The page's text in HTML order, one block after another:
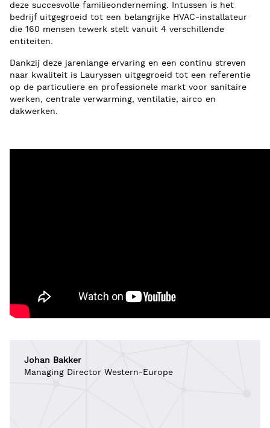
deze succesvolle familieonderneming. Intussen is het
bedrijf uitgegroeid tot een belangrijke HVAC-installateur
die 160 mensen tewerk stelt vanuit 4 verschillende
entiteiten.
Dankzij deze jarenlange ervaring en een continu streven
naar kwaliteit is Lauryssen uitgegroeid tot een referentie
op de particuliere en professionele markt voor sanitaire
werken, centrale verwarming, ventilatie, airco en
dakwerken.
Johan Bakker
Managing Director Western-Europe